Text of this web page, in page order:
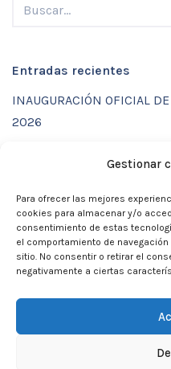
Gestionar
Para ofrecer las mejores
cookies para almacenar y/o
consentimiento de estas
el comportamiento de
sitio. No consentir o retirar el
negativamente a ciertas
Entradas recientes
INAUGURACIÓN OFICIAL
2026
CALENDARIO DE
MARTIA 86
ACTIVIDADES DE VERANO